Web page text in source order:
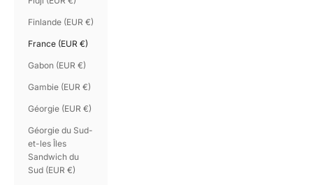
Finlande (EUR €)
France (EUR €)
Gabon (EUR €)
Gambie (EUR €)
Géorgie (EUR €)
Géorgie du Sud-
et-les Îles
Sandwich du
Sud (EUR €)